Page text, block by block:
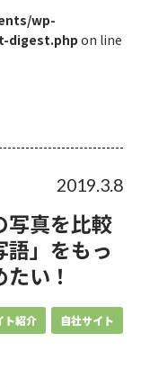
wp-
digest.php on line
2019.3.8
写真を比較
語」をもっ
い！
ト紹介 自社サイト